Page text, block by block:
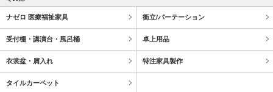
ナゼロ 医療福祉家具 衝立/パーテーション
受付棚・講演台・風呂桶 卓上用品
衣裳盆・屑入れ 特注家具製作
タイルカーペット